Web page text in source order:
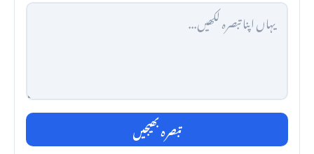
تبصرہ بھیجیں